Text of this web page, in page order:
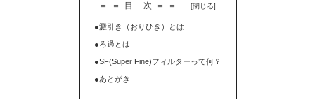
＝＝目 次＝＝
●澱引き（おりひき）とは
●ろ過とは
●SF(Super Fine)フィルターって何？
●あとがき